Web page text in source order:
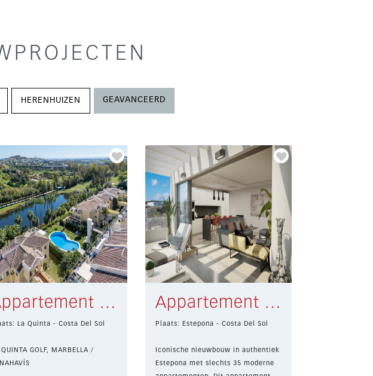
HERENHUIZEN GEAVANCEERD
Appartement La Quinta € 589.000,-
La Quinta - Costa Del Sol
QUINTA GOLF, MARBELLA /
Appartement Estepona € 595.000,-
Plaats: Estepona - Costa Del Sol
Iconische nieuwbouw in authentiek
Estepona met slechts 35 moderne